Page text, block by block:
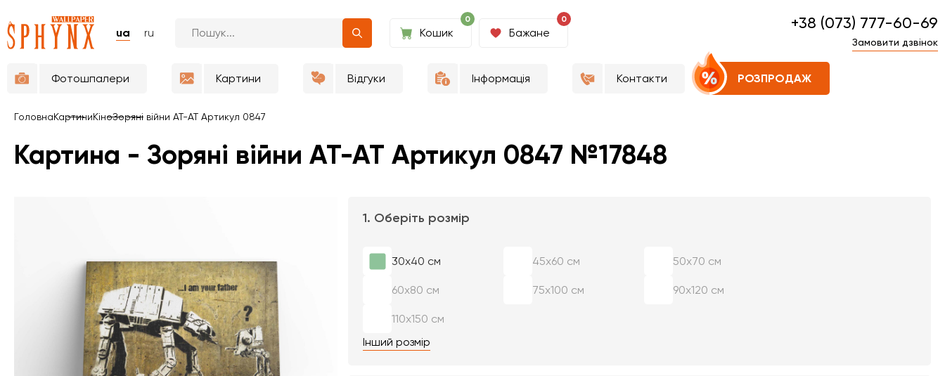
ua ru
0
Кошик
0
Бажане
+38 (073) 777-60-69
Замовити дзвінок
Фотошпалери Картини Відгуки Інформація Контакти РОЗПРОДАЖ
ГоловнаКартиниКіноЗоряні війни АТ-АТ Артикул 0847
Картина - Зоряні війни АТ-АТ Артикул 0847 №17848
1. Оберіть розмір
30х40 см 45х60 см 50х70 см
60х80 см 75х100 см 90х120 см
110х150 см
Інший розмір